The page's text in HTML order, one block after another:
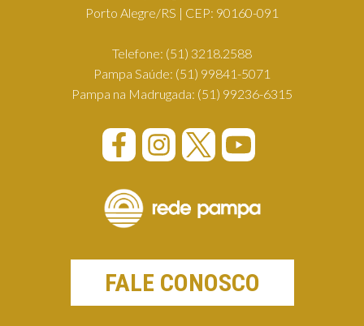
Porto Alegre/RS | CEP: 90160-091
Telefone: (51) 3218.2588
Pampa Saúde: (51) 99841-5071
Pampa na Madrugada: (51) 99236-6315
FALE CONOSCO